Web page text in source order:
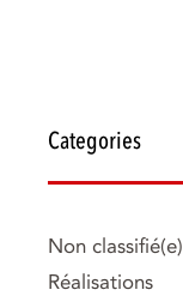
Categories
Non classifié(e)
Réalisations